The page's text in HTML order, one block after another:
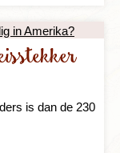
is dan de 230